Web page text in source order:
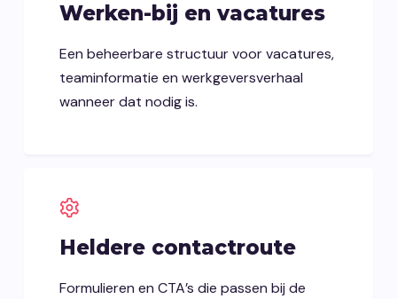
Werken-bij en vacatures
Een beheerbare structuur voor vacatures,
teaminformatie en werkgeversverhaal
wanneer dat nodig is.
Heldere contactroute
Formulieren en CTA’s die passen bij de